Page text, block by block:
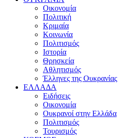
Οικονομία
Πολιτική
Κριμαία
Κοινωνία
Πολιτισμός
Ιστορία
Θρησκεία
Αθλητισμός
Έλληνες της Ουκρανίας
ΕΛΛΑΔΑ
Ειδήσεις
Οικονομία
Ουκρανοί στην Ελλάδα
Πολιτισμός
Τουρισμός